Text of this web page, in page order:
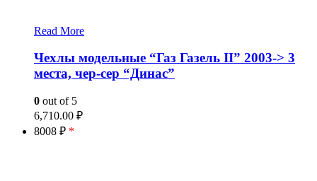
Read More
Чехлы модельные “Газ Газель II” 2003-> 3
места, чер-сер “Динас”
0 out of 5
6,710.00 ₽
8008 ₽ *